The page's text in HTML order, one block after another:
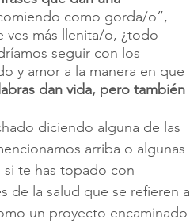
como gorda/o”,
ves más llenita/o, ¿todo
seguir con los
y amor a la manera en que
dan vida, pero también
diciendo alguna de las
arriba o algunas
si te has topado con
de la salud que se refieren a
un proyecto encaminado